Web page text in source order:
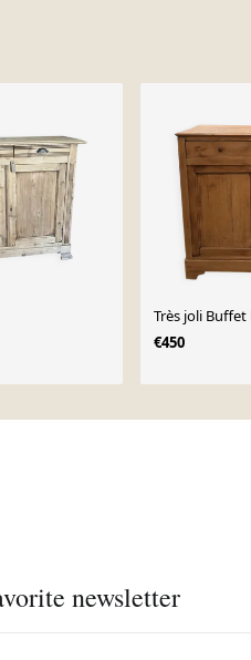
Très joli Buffet
€450
newsletter